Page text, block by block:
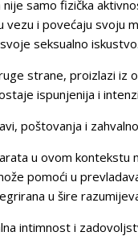
nije samo fizička
vezu i povećaju svoju
seksualno iskustvo.
strane, proizlazi iz
ispunjenija i
poštovanja i
u ovom
pomoći u
u šire
intimnost i